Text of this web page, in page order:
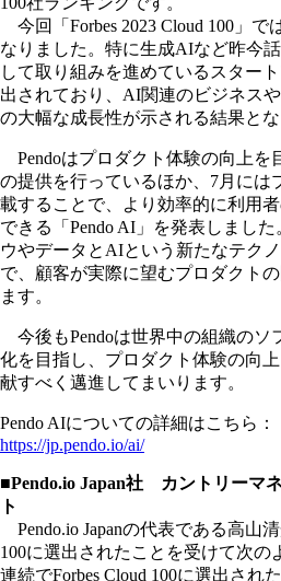
今回「Forbes 2023 Cloud 100」で
なりました。特に生成AIなど昨今
して取り組みを進めているスター
出されており、AI関連のビジネス
の大幅な成長性が示される結果とな
Pendoはプロダクト体験の向上を
の提供を行っているほか、7月には
載することで、より効率的に利用
できる「Pendo AI」を発表しまし
ウやデータとAIという新たなテク
で、顧客が実際に望むプロダクト
ます。
今後もPendoは世界中の組織のソ
化を目指し、プロダクト体験の向
献すべく邁進してまいります。
Pendo AIについての詳細はこちら：
https://jp.pendo.io/ai/
■Pendo.io Japan社 カントリーマ
ト
Pendo.io Japanの代表である高山
100に選出されたことを受けて次の
連続でForbes Cloud 100に選出され